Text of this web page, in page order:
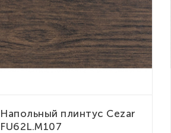
Напольный плинтус Cezar
FU62L.M107